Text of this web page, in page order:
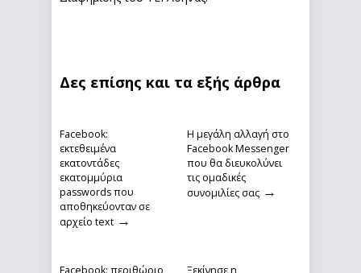
Δες επίσης και τα εξής άρθρα
Facebook:
εκτεθειμένα
εκατοντάδες
εκατομμύρια
passwords που
αποθηκεύονταν σε
αρχείο text →
Η μεγάλη αλλαγή στο
Facebook Messenger
που θα διευκολύνει
τις ομαδικές
συνομιλίες σας →
Facebook: περιθώριο
Ξεκίνησε η